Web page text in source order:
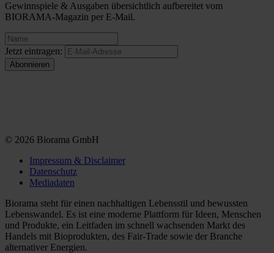
Gewinnspiele & Ausgaben übersichtlich aufbereitet vom
BIORAMA-Magazin per E-Mail.
Jetzt eintragen:
© 2026 Biorama GmbH
Impressum & Disclaimer
Datenschutz
Mediadaten
Biorama steht für einen nachhaltigen Lebensstil und bewussten
Lebenswandel. Es ist eine moderne Plattform für Ideen, Menschen
und Produkte, ein Leitfaden im schnell wachsenden Markt des
Handels mit Bioprodukten, des Fair-Trade sowie der Branche
alternativer Energien.